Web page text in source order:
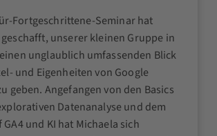
Fortgeschrittene-Seminar hat
geschafft, unserer kleinen Gruppe in
unglaublich umfassenden Blick
und Eigenheiten von Google
geben. Angefangen von den Basics
Datenanalyse und dem
und KI hat Michaela sich